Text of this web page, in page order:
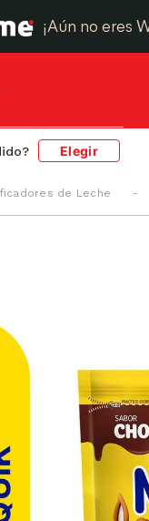
¡Aún no eres
Elegir
de Leche